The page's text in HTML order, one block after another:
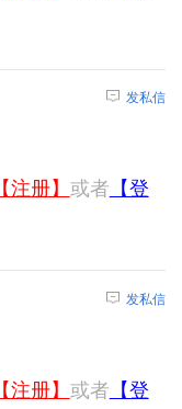
发私信
【注册】 或者 【登
发私信
【注册】 或者 【登